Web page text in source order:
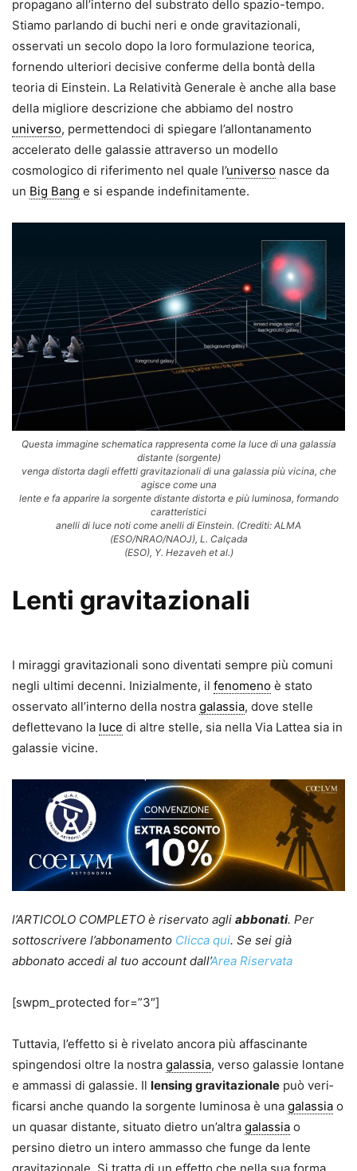
propagano all’interno del substrato dello spazio-tempo.
Stia­mo parlando di buchi neri e onde gravitazionali,
osservati un secolo dopo la loro formulazione teorica,
fornendo ulteriori decisive conferme della bontà della
teoria di Einstein. La Relatività Generale è anche alla base
della migliore descrizione che abbiamo del nostro
universo, permettendoci di spiegare l’allonta­namento
accelerato delle galassie attraverso un modello
cosmologico di riferimento nel quale l’universo nasce da
un Big Bang e si espande indefinitamente.
Questa immagine schematica rappresenta come la luce di una galassia
distante (sorgente)
venga distorta dagli effetti gravitazionali di una galassia più vicina, che
agisce come una
lente e fa apparire la sorgente distante distorta e più luminosa, formando
caratteristici
anelli di luce noti come anelli di Einstein. (Crediti: ALMA
(ESO/NRAO/NAOJ), L. Calçada
(ESO), Y. Hezaveh et al.)
Lenti gravitazionali
I miraggi gravitazionali sono diventa­ti sempre più comuni
negli ultimi decenni. Inizialmente, il fenomeno è stato
osservato all’interno della nostra galassia, dove stelle
deflette­vano la luce di altre stelle, sia nella Via Lattea sia in
galassie vicine.
l’ARTICOLO COMPLETO è riservato agli abbonati. Per
sottoscrivere l’abbonamento Clicca qui. Se sei già
abbonato accedi al tuo account dall’Area Riservata
[swpm_protected for=”3″]
Tuttavia, l’effetto si è rivelato ancora più affascinante
spingendosi oltre la nostra galassia, verso galassie lontane
e ammassi di galassie. Il lensing gravitazionale può veri­
ficarsi anche quando la sorgente luminosa è una galassia o
un qua­sar distante, situato dietro un’altra galassia o
persino dietro un intero ammasso che funge da lente